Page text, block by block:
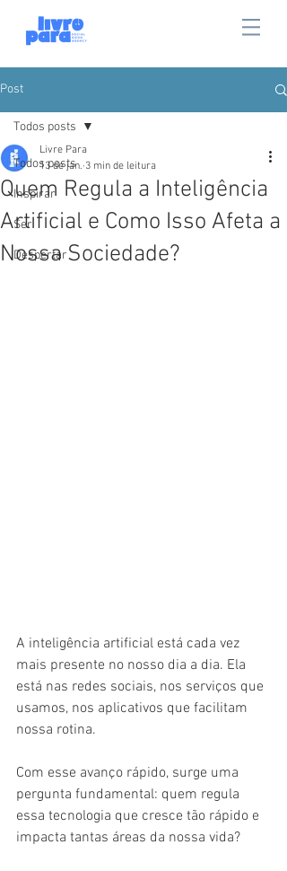
Post
Todos posts
Inspirar
Ser
Despertar
Todos posts
Quem Regula a Inteligência
Artificial e Como Isso Afeta a
Nossa Sociedade?
Livre Para
13 de jan. 3 min de leitura
A inteligência artificial está cada vez
mais presente no nosso dia a dia. Ela
está nas redes sociais, nos serviços que
usamos, nos aplicativos que facilitam
nossa rotina.
Com esse avanço rápido, surge uma
pergunta fundamental: quem regula
essa tecnologia que cresce tão rápido e
impacta tantas áreas da nossa vida?